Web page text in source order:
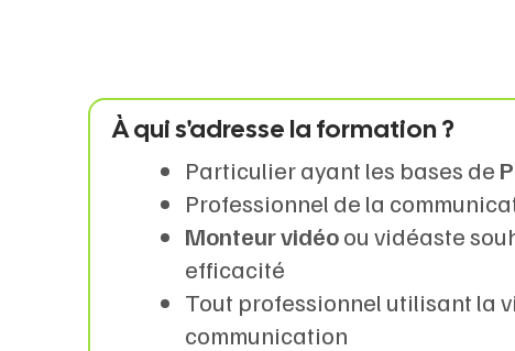
À qui s'adresse la formation ?
Particulier ayant les bases de
Professionnel de la
Monteur vidéoou vidéaste
efficacité
Tout professionnel utilisant la
communication